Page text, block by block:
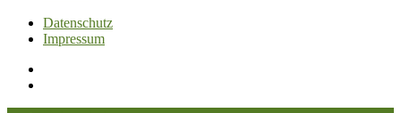
Datenschutz
Impressum